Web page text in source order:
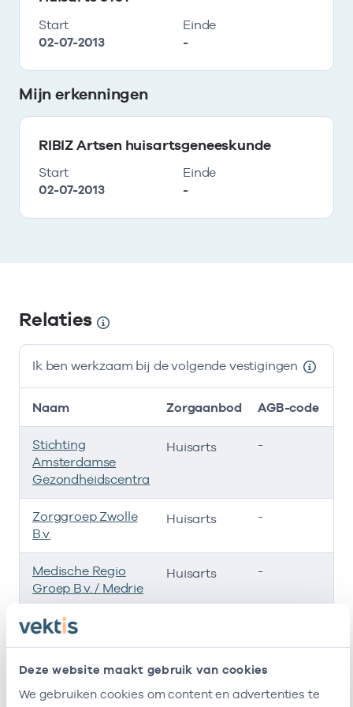
Deze website maakt gebruik van cookies
We gebruiken cookies om content en advertenties te
Start
02-07-2013
Einde
-
Mijn erkenningen
RIBIZ Artsen huisartsgeneeskunde
Start
02-07-2013
Einde
-
Relaties
Ik ben werkzaam bij de volgende vestigingen
Naam Zorgaanbod AGB-code
Stichting
Amsterdamse
Gezondheidscentra
Huisarts -
Zorggroep Zwolle
B.v.
Huisarts -
Medische Regio
Groep B.v. / Medrie
Huisarts -
Maatschap Boer &
Groep B.v.